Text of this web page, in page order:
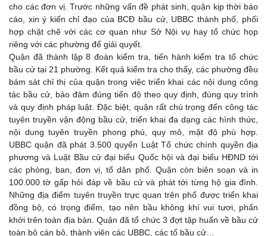
cho các đơn vị. Trước những vấn đề phát sinh, quận kịp thời báo
cáo, xin ý kiến chỉ đạo của BCĐ bầu cử, UBBC thành phố, phối
hợp chặt chẽ với các cơ quan như Sở Nội vụ hay tổ chức họp
riêng với các phường để giải quyết.
Quận đã thành lập 8 đoàn kiểm tra, tiến hành kiểm tra tổ chức
bầu cử tại 21 phường. Kết quả kiểm tra cho thấy, các phường đều
bám sát chỉ thị của quận trong việc triển khai các nội dung công
tác bầu cử, bảo đảm đúng tiến độ theo quy định, đúng quy trình
và quy định pháp luật. Đặc biệt, quận rất chú trọng đến công tác
tuyên truyền vận động bầu cử, triển khai đa dạng các hình thức,
nội dung tuyên truyền phong phú, quy mô, mật độ phù hợp.
UBBC quận đã phát 3.500 quyển Luật Tổ chức chính quyền địa
phương và Luật Bầu cử đại biểu Quốc hội và đại biểu HĐND tới
các phòng, ban, đơn vị, tổ dân phố. Quận còn biên soạn và in
100.000 tờ gấp hỏi đáp về bầu cử và phát tới từng hộ gia đình.
Những địa điểm tuyên truyền trực quan trên phố được triển khai
đồng bộ, có trọng điểm, tạo nên bầu không khí vui tươi, phấn
khởi trên toàn địa bàn. Quận đã tổ chức 3 đợt tập huấn về bầu cử
toàn bộ cán bộ, thành viên các UBBC, các tổ bầu cử…